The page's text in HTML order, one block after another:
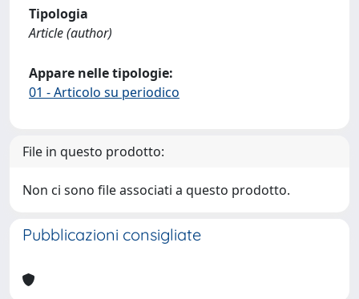
Tipologia
Article (author)
Appare nelle tipologie:
01 - Articolo su periodico
File in questo prodotto:
Non ci sono file associati a questo prodotto.
Pubblicazioni consigliate